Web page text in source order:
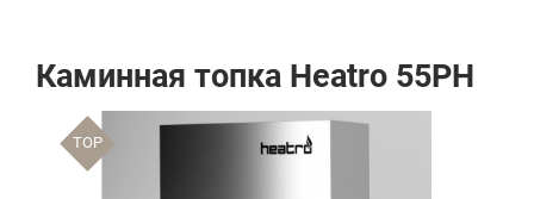
Каминная топка Heatro 55PH
TOP